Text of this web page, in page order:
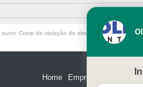
Crime de violação de direito autoral – artigo
Home Empresa